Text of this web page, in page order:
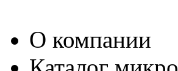
О компании